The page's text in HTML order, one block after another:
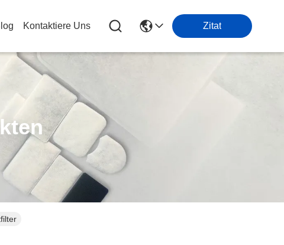
Kontaktiere Uns Zitat